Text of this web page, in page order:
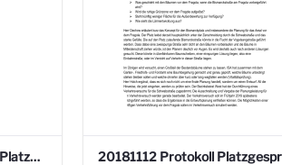
20190202 Präsentation Platzgespräch 20.pdf